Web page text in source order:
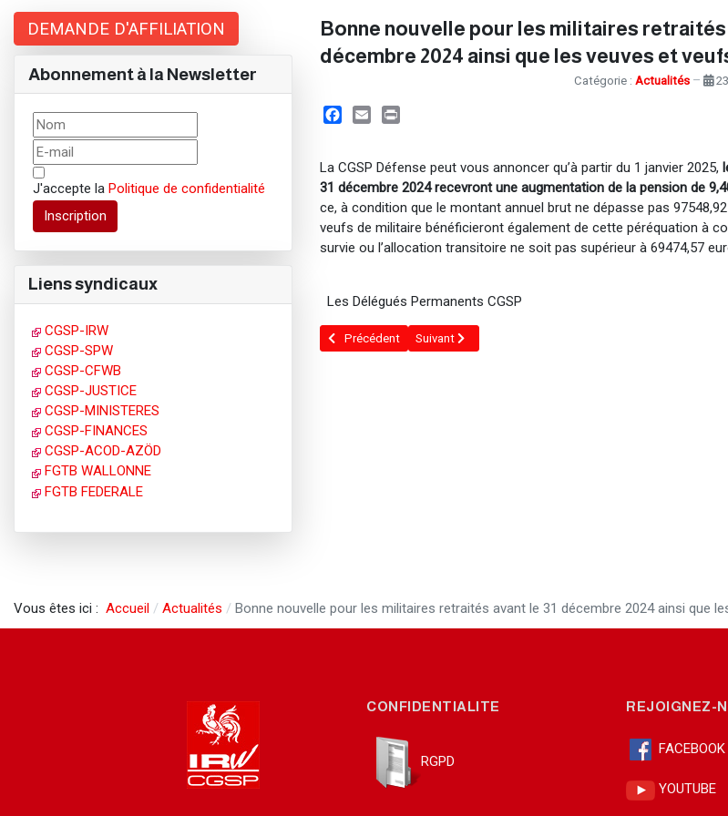
Bonne nouvelle pour les militaires retraités
décembre 2024 ainsi que les veuves et
Catégorie : Actualités
La CGSP Défense peut vous annoncer qu’à partir du 1 janvier 2025,
31 décembre 2024 recevront une augmentation de la pension de
ce, à condition que le montant annuel brut ne dépasse pas
veufs de militaire bénéficieront également de cette péréquation à
survie ou l’allocation transitoire ne soit pas supérieur à 69474,57
Les Délégués Permanents CGSP
Article précédent : Chèques repas EDENRED
Précédent Article suivant : Réforme des pensions pour inaptitude
Suivant
DEMANDE D'AFFILIATION
Abonnement à la Newsletter
J'accepte la Politique de confidentialité
Inscription
Liens syndicaux
CGSP-IRW
CGSP-SPW
CGSP-CFWB
CGSP-JUSTICE
CGSP-MINISTERES
CGSP-FINANCES
CGSP-ACOD-AZÖD
FGTB WALLONNE
FGTB FEDERALE
Vous êtes ici : Accueil Actualités Bonne nouvelle pour les militaires retraités avant le 31 décembre 2024 ainsi que
CONFIDENTIALITE
RGPD
REJOIGNEZ-
FACEBOOK
YOUTUBE